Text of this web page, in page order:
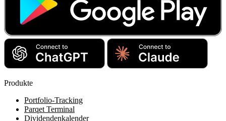
Produkte
Portfolio-Tracking
Parqet Terminal
Dividendenkalender